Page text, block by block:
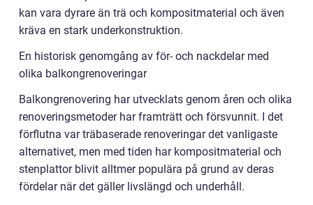
kan vara dyrare än trä och kompositmaterial och även
kräva en stark underkonstruktion.
En historisk genomgång av för- och nackdelar med
olika balkongrenoveringar
Balkongrenovering har utvecklats genom åren och olika
renoveringsmetoder har framträtt och försvunnit. I det
förflutna var träbaserade renoveringar det vanligaste
alternativet, men med tiden har kompositmaterial och
stenplattor blivit alltmer populära på grund av deras
fördelar när det gäller livslängd och underhåll.